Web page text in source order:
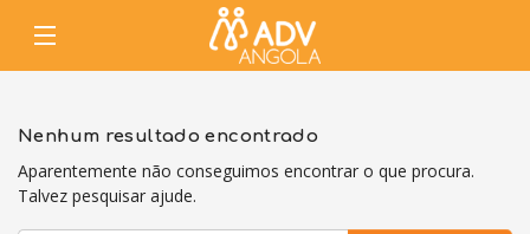
Nenhum resultado encontrado
Aparentemente não conseguimos encontrar o que procura.
Talvez pesquisar ajude.